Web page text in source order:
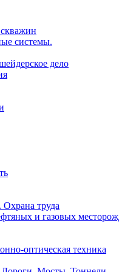
системы.
дело
труда
и газовых
оптическая техника